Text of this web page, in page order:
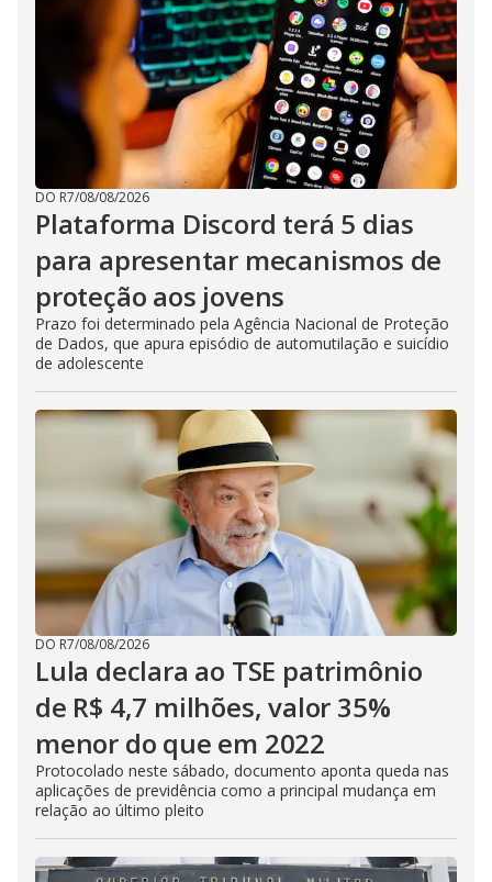
DO R7/08/08/2026
Plataforma Discord terá 5 dias
para apresentar mecanismos de
proteção aos jovens
Prazo foi determinado pela Agência Nacional de Proteção
de Dados, que apura episódio de automutilação e suicídio
de adolescente
DO R7/08/08/2026
Lula declara ao TSE patrimônio
de R$ 4,7 milhões, valor 35%
menor do que em 2022
Protocolado neste sábado, documento aponta queda nas
aplicações de previdência como a principal mudança em
relação ao último pleito